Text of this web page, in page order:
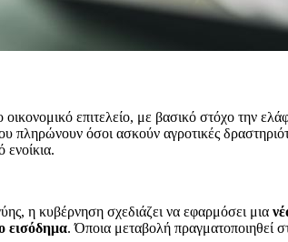
επιτελείο, με βασικό στόχο την
πληρώνουν όσοι ασκούν αγροτικές
ενοίκια.
η κυβέρνηση σχεδιάζει να εφαρμόσει μια
εισόδημα. Όποια μεταβολή πραγματοποιηθεί